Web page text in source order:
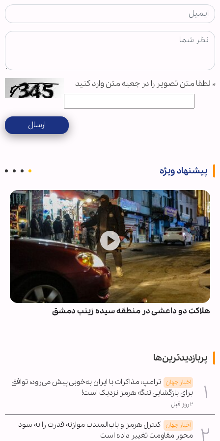
* لطفا متن تصویر را در جعبه متن وارد کنید
ارسال
پیشنهاد ویژه
هلاکت دو داعشی در منطقه سیده زینب دمشق
پربازدیدترین‌ها
اخبار جهان ترامپ: مذاکرات با ایران به‌خوبی پیش می‌رود؛ توافق
برای بازگشایی تنگه هرمز نزدیک است!
۲ روز قبل
اخبار جهان کنترل هرمز و باب‌المندب موازنه قدرت را به سود
محور مقاومت تغییر داده است